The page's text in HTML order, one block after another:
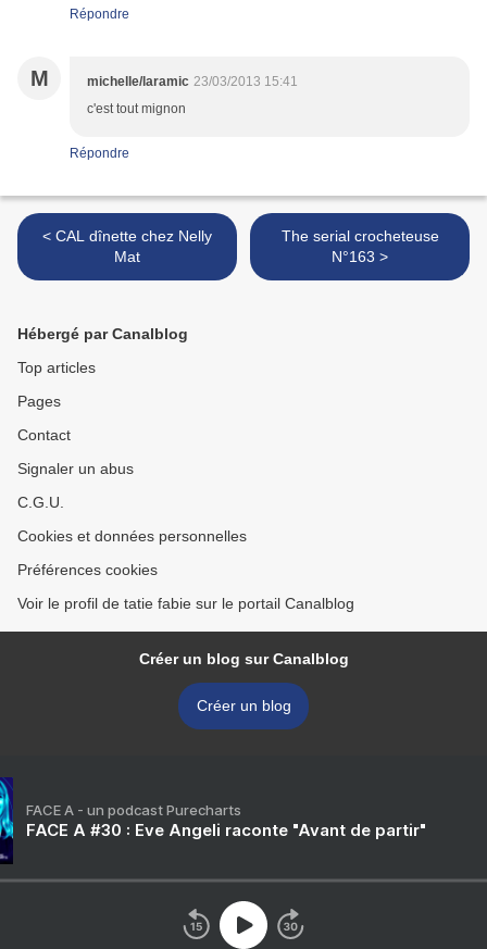
Répondre
M michelle/laramic 23/03/2013 15:41
c'est tout mignon
Répondre
< CAL dînette chez Nelly
Mat
The serial crocheteuse
N°163 >
Hébergé par Canalblog
Top articles
Pages
Contact
Signaler un abus
C.G.U.
Cookies et données personnelles
Préférences cookies
Voir le profil de tatie fabie sur le portail Canalblog
Créer un blog sur Canalblog
Créer un blog
FACE A - un podcast Purecharts
FACE A #30 : Eve Angeli raconte "Avant de partir"